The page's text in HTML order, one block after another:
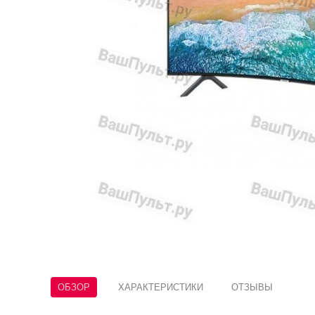
ОБЗОР ХАРАКТЕРИСТИКИ ОТЗЫВЫ